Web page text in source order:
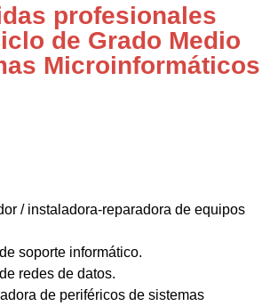
profesionales
de Grado Medio
Microinformáticos
/ instaladora-reparadora de equipos
soporte informático.
redes de datos.
de periféricos de sistemas